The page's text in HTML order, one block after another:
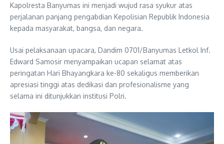
Kapolresta Banyumas ini menjadi wujud rasa syukur atas
perjalanan panjang pengabdian Kepolisian Republik Indonesia
kepada masyarakat, bangsa, dan negara.
Usai pelaksanaan upacara, Dandim 0701/Banyumas Letkol Inf.
Edward Samosir menyampaikan ucapan selamat atas
peringatan Hari Bhayangkara ke-80 sekaligus memberikan
apresiasi tinggi atas dedikasi dan profesionalisme yang
selama ini ditunjukkan institusi Polri.